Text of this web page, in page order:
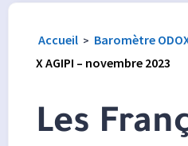
Accueil > Baromètre
X AGIPI – novembre 2023
Les